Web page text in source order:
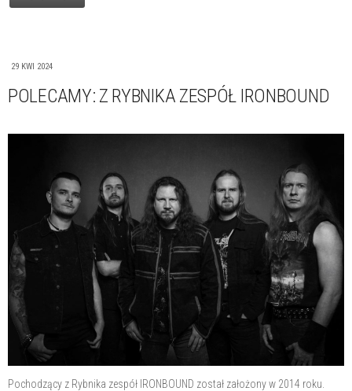
29 KWI 2024
POLECAMY: Z RYBNIKA ZESPÓŁ IRONBOUND
Pochodzący z Rybnika zespół IRONBOUND został założony w 2014 roku.